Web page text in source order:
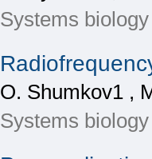
Systems
O. Shumkov1 ,
Systems